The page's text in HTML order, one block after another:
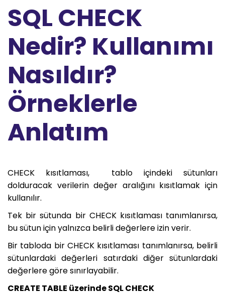
SQL CHECK
Nedir? Kullanımı
Nasıldır?
Örneklerle
Anlatım
CHECK kısıtlaması, tablo içindeki sütunları
dolduracak verilerin değer aralığını kısıtlamak için
kullanılır.
Tek bir sütunda bir CHECK kısıtlaması tanımlanırsa,
bu sütun için yalnızca belirli değerlere izin verir.
Bir tabloda bir CHECK kısıtlaması tanımlanırsa, belirli
sütunlardaki değerleri satırdaki diğer sütunlardaki
değerlere göre sınırlayabilir.
CREATE TABLE üzerinde SQL CHECK